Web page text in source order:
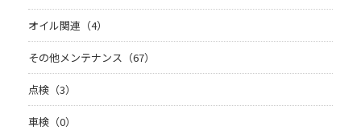
オイル関連（4）
その他メンテナンス（67）
点検（3）
車検（0）